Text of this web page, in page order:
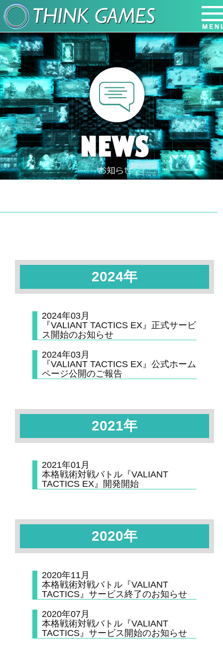
HOME
NEWS
GAME
RECRUIT
COMPANY
2024年
2024年03月
『VALIANT TACTICS EX』正式サービ
ス開始のお知らせ
2024年03月
『VALIANT TACTICS EX』公式ホーム
ページ公開のご報告
2021年
2021年01月
本格戦術対戦バトル『VALIANT
TACTICS EX』開発開始
2020年
2020年11月
本格戦術対戦バトル『VALIANT
TACTICS』サービス終了のお知らせ
2020年07月
本格戦術対戦バトル『VALIANT
TACTICS』サービス開始のお知らせ